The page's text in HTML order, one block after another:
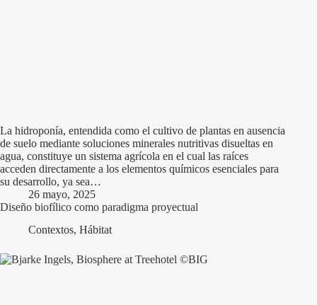
La hidroponía, entendida como el cultivo de plantas en ausencia
de suelo mediante soluciones minerales nutritivas disueltas en
agua, constituye un sistema agrícola en el cual las raíces
acceden directamente a los elementos químicos esenciales para
su desarrollo, ya sea…
26 mayo, 2025
Diseño biofílico como paradigma proyectual
Contextos, Hábitat